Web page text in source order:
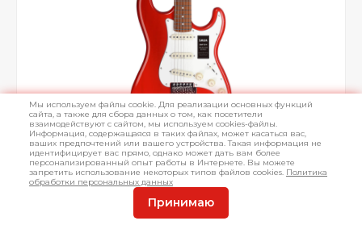
Мы используем файлы cookie. Для реализации основных функций
сайта, а также для сбора данных о том, как посетители
взаимодействуют с сайтом, мы используем cookies-файлы.
Информация, содержащаяся в таких файлах, может касаться вас,
ваших предпочтений или вашего устройства. Такая информация не
идентифицирует вас прямо, однако может дать вам более
персонализированный опыт работы в Интернете. Вы можете
запретить использование некоторых типов файлов cookies. Политика
обработки персональных данных
Принимаю